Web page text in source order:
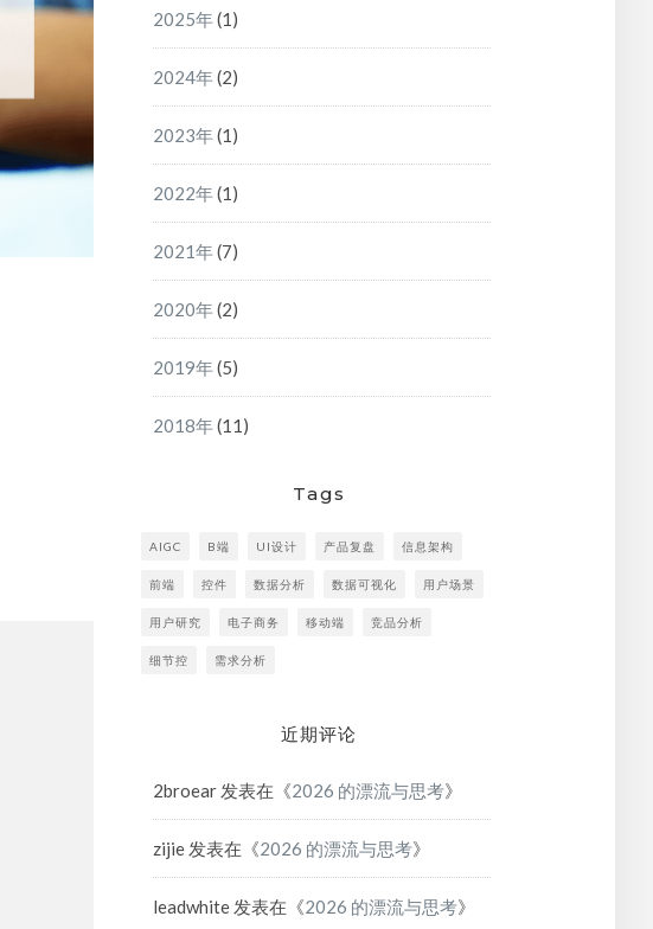
2025年(1)
2024年(2)
2023年(1)
2022年(1)
2021年(7)
2020年(2)
2019年(5)
2018年(11)
Tags
AIGC B端 UI设计 产品复盘 信息架构
前端 控件 数据分析 数据可视化 用户场景
用户研究 电子商务 移动端 竞品分析
细节控 需求分析
近期评论
2broear 发表在《2026 的漂流与思考》
zijie 发表在《2026 的漂流与思考》
leadwhite 发表在《2026 的漂流与思考》